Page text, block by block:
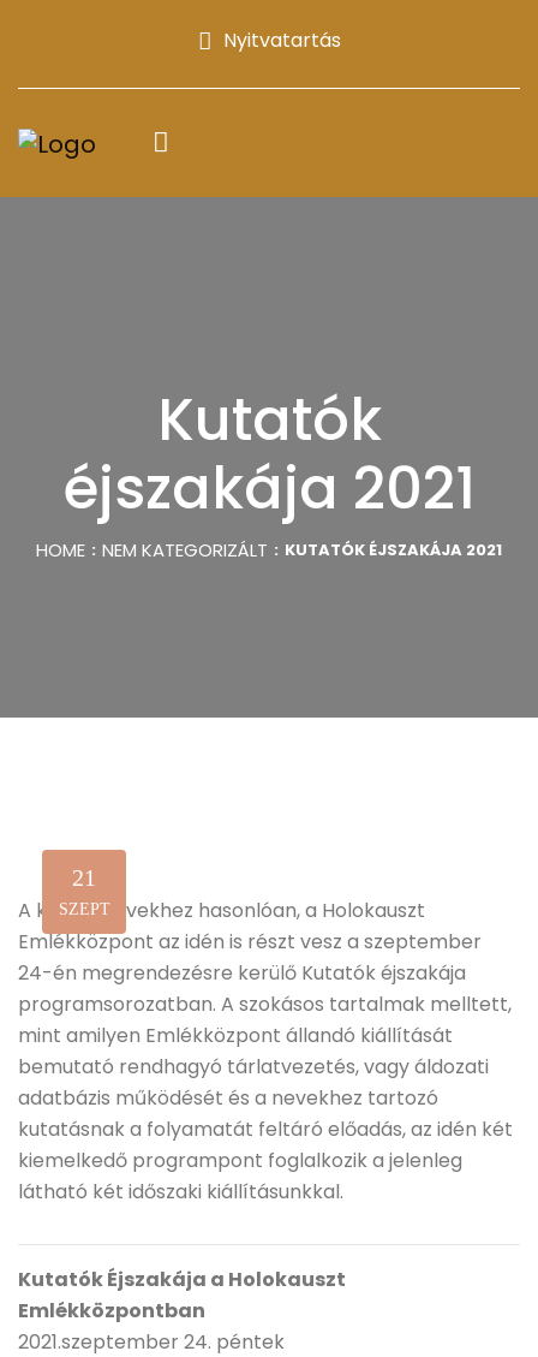
Nyitvatartás
Kutatók
éjszakája 2021
HOME NEM KATEGORIZÁLT KUTATÓK ÉJSZAKÁJA 2021
21
SZEPT
A korábbi évekhez hasonlóan, a Holokauszt
Emlékközpont az idén is részt vesz a szeptember
24-én megrendezésre kerülő Kutatók éjszakája
programsorozatban. A szokásos tartalmak melltett,
mint amilyen Emlékközpont állandó kiállítását
bemutató rendhagyó tárlatvezetés, vagy áldozati
adatbázis működését és a nevekhez tartozó
kutatásnak a folyamatát feltáró előadás, az idén két
kiemelkedő programpont foglalkozik a jelenleg
látható két időszaki kiállításunkkal.
Kutatók Éjszakája a Holokauszt
Emlékközpontban
2021.szeptember 24. péntek